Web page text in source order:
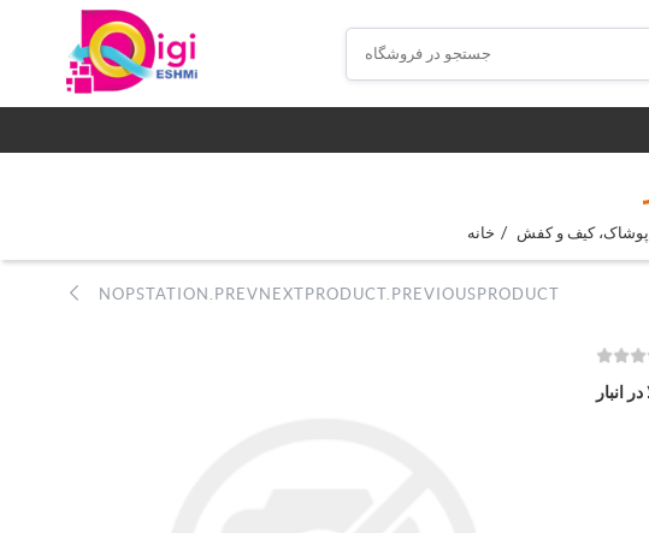
خانه / پوشاک، کیف و کفش
NOPSTATION.PREVNEXTPRODUCT.PREVIOUSPRODUCT